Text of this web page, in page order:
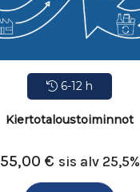
6-12 h
Kiertotaloustoiminnot
55,00 € sis alv 25,5%